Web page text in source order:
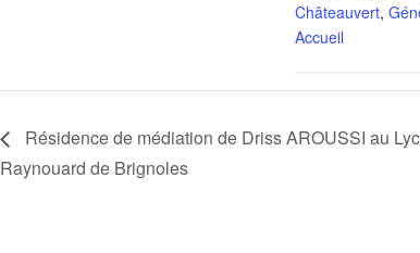
Châteauvert,
Accueil
Résidence de médiation de Driss AROUSSI au
Raynouard de Brignoles